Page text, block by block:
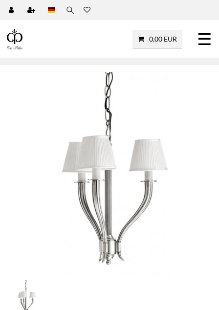
0,00 EUR ☰